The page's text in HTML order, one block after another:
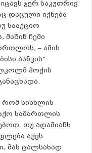
ჯერ საკუთრივ
დაცული იქნება
სააქციო
მაშინ ჩემი
– ამის
ბანკის“
ჰოქის
რომ სისხლის
სამართლის
თუ ადამიანს
აქვს
მას ცალსახად